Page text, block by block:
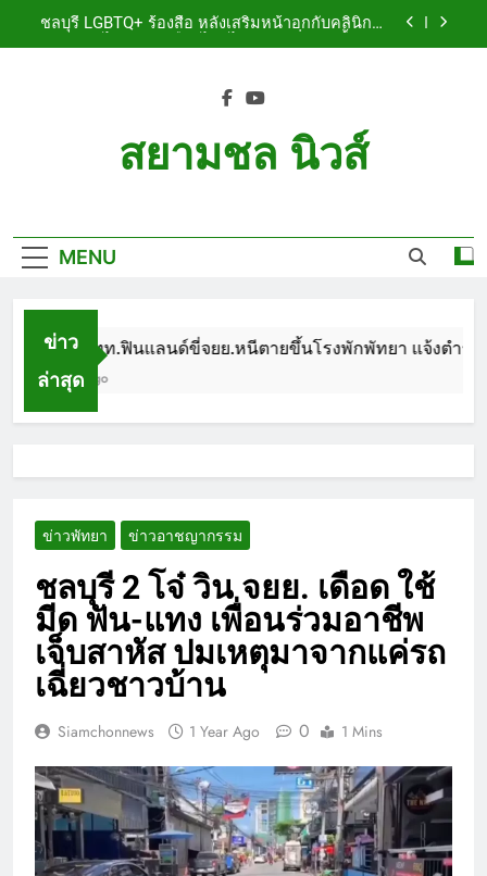
ชลบุรี LGBTQ+ ร้องสื่อ หลังเสริมหน้าอกกับคลินิกชื่อ
ก่อนพบเป็นศพเปลือยยัดกระเป๋า ทิ้งริมทางรถไฟ รวบ
คาสนามบินขณะเตรียมบินกลับประเทศ
ล้าน ปรับ ห้องประชุม–ห้องผู้บริหาร
ชลบุรี นทท.ฟินแลนด์ขี่จยย.หนีตายขึ้นโรงพักพัทยา
รับผิดชอบ พร้อมเตือนอย่าหลงเชื่อรีวิวราคาถูก
ชลบุรี หนุ่มใหญ่ออสซี่พาสาวไทยวัย 17 เข้าคอนโด
ชลบุรี ฉลุยก่อนหมดวาระ! สภาเมืองพัทยา ผ่านงบ 5.7
สยามชล นิวส์
MENU
ข่าว
ล่าสุด
ชลบุรี นทท.ฟินแลนด์ขี่จยย.หนีตายขึ้นโรงพักพัทยา แจ้งตำรวจ
1 Month Ago
ข่าวพัทยา ข่าวอาชญากรรม
ชลบุรี 2 โจ๋ วิน จยย. เดือด ใช้
มีด ฟัน-แทง เพื่อนร่วมอาชีพ
เจ็บสาหัส ปมเหตุมาจากแค่รถ
เฉี่ยวชาวบ้าน
Siamchonnews 1 Year Ago 0 1 Mins